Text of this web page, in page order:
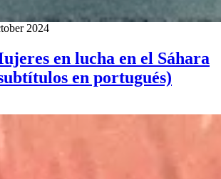
2024
en lucha en el Sáhara
en portugués)